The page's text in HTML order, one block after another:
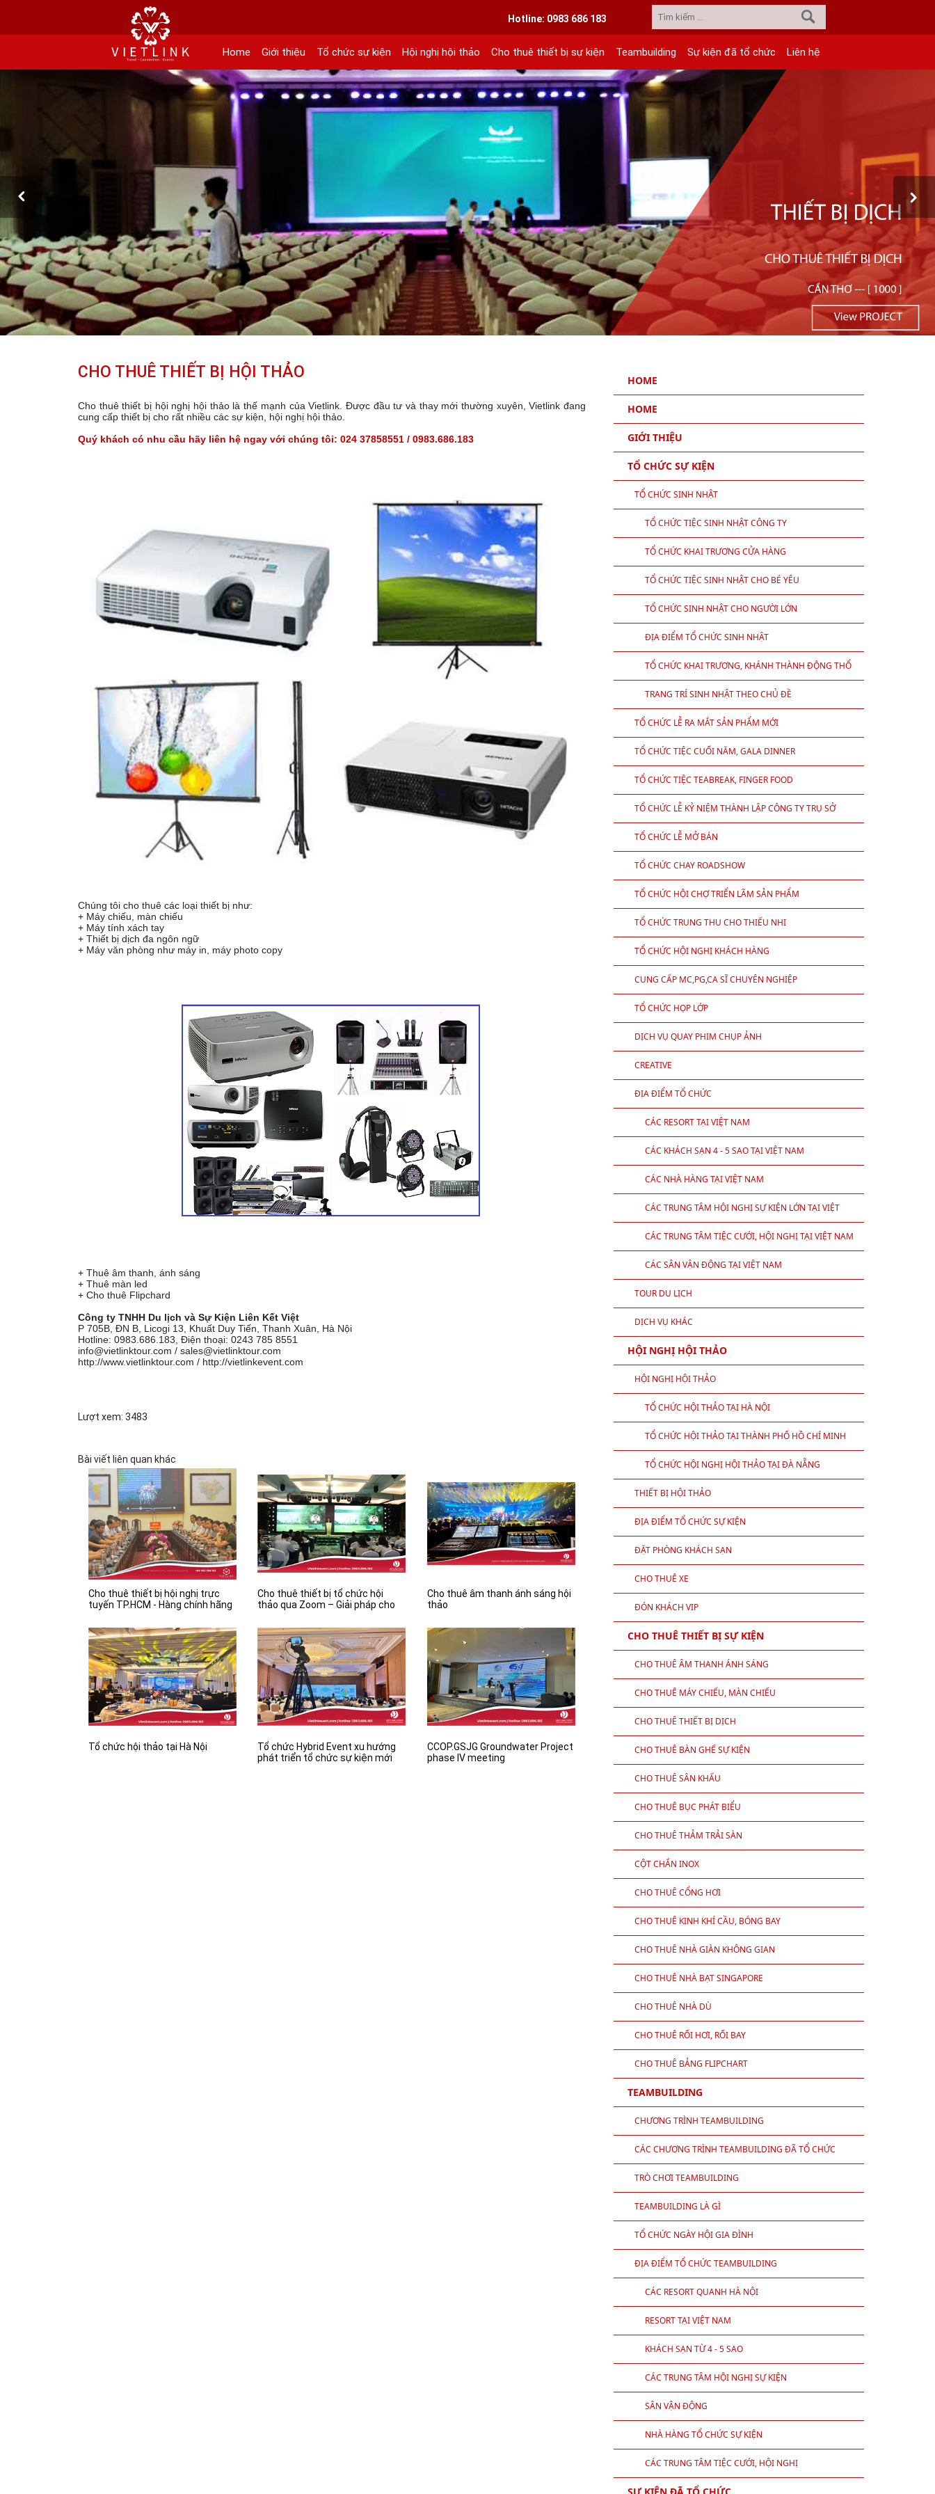
152 Khuất Duy Tiến - Phường Nhân Chính, Quận Thanh Xuân - Hà Nội
Kho xưởng: Lô 2, Làng Nghề Vạn Phúc, Hà Đông, Hà Nội.
Hotline/ skype/ Wechat/ Whatsapp : +84 .0983.686.183 / Tel : +84 243 785 8551 ext 101
Email: info@vietlinktour.com / sales@vietlinktour.com
http://www.vietlinktour.com / http://vietlinkevent.com
Hotline: 0983 686 183
Home Giới thiệu Tổ chức sự kiện Hội nghị hội thảo Cho thuê thiết bị sự kiện Teambuilding Sự kiện đã tổ chức Liên hệ
CHO THUÊ THIẾT BỊ HỘI THẢO
Cho thuê thiết bị hội nghị hội thảo là thế mạnh của Vietlink. Được đầu tư và thay mới thường xuyên, Vietlink đang
cung cấp thiết bị cho rất nhiều các sự kiện, hội nghị hội thảo.
Quý khách có nhu cầu hãy liên hệ ngay với chúng tôi: 024 37858551 / 0983.686.183
Chúng tôi cho thuê các loại thiết bị như:
+ Máy chiếu, màn chiếu
+ Máy tính xách tay
+ Thiết bị dịch đa ngôn ngữ
+ Máy văn phòng như máy in, máy photo copy
+ Thuê âm thanh, ánh sáng
+ Thuê màn led
+ Cho thuê Flipchard
Công ty TNHH Du lịch và Sự Kiện Liên Kết Việt
P 705B, ĐN B, Licogi 13, Khuất Duy Tiến, Thanh Xuân, Hà Nội
Hotline: 0983.686.183, Điện thoại: 0243 785 8551
info@vietlinktour.com / sales@vietlinktour.com
http://www.vietlinktour.com / http://vietlinkevent.com
Lượt xem: 3483
Bài viết liên quan khác
Cho thuê thiết bị hội nghị trực
tuyến TP.HCM - Hàng chính hãng
Cho thuê thiết bị tổ chức hội
thảo qua Zoom – Giải pháp cho
Cho thuê âm thanh ánh sáng hội
thảo
Tổ chức hội thảo tại Hà Nội
Tổ chức Hybrid Event xu hướng
phát triển tổ chức sự kiện mới
CCOP.GSJG Groundwater Project
phase IV meeting
HOME
HOME
GIỚI THIỆU
TỔ CHỨC SỰ KIỆN
TỔ CHỨC SINH NHẬT
TỔ CHỨC TIỆC SINH NHẬT CÔNG TY
TỔ CHỨC KHAI TRƯƠNG CỬA HÀNG
TỔ CHỨC TIỆC SINH NHẬT CHO BÉ YÊU
TỔ CHỨC SINH NHẬT CHO NGƯỜI LỚN
ĐỊA ĐIỂM TỔ CHỨC SINH NHẬT
TỔ CHỨC KHAI TRƯƠNG, KHÁNH THÀNH ĐỘNG THỔ
TRANG TRÍ SINH NHẬT THEO CHỦ ĐỀ
TỔ CHỨC LỄ RA MẮT SẢN PHẨM MỚI
TỔ CHỨC TIỆC CUỐI NĂM, GALA DINNER
TỔ CHỨC TIỆC TEABREAK, FINGER FOOD
TỔ CHỨC LỄ KỶ NIỆM THÀNH LẬP CÔNG TY TRỤ SỞ
TỔ CHỨC LỄ MỞ BÁN
TỔ CHỨC CHẠY ROADSHOW
TỔ CHỨC HỘI CHỢ TRIỂN LÃM SẢN PHẨM
TỔ CHỨC TRUNG THU CHO THIẾU NHI
TỔ CHỨC HỘI NGHỊ KHÁCH HÀNG
CUNG CẤP MC,PG,CA SĨ CHUYÊN NGHIỆP
TỔ CHỨC HỌP LỚP
DỊCH VỤ QUAY PHIM CHỤP ẢNH
CREATIVE
ĐỊA ĐIỂM TỔ CHỨC
CÁC RESORT TẠI VIỆT NAM
CÁC KHÁCH SẠN 4 - 5 SAO TẠI VIỆT NAM
CÁC NHÀ HÀNG TẠI VIỆT NAM
CÁC TRUNG TÂM HỘI NGHỊ SỰ KIỆN LỚN TẠI VIỆT
NAM
CÁC TRUNG TÂM TIỆC CƯỚI, HỘI NGHỊ TẠI VIỆT NAM
CÁC SÂN VẬN ĐỘNG TẠI VIỆT NAM
TOUR DU LỊCH
DỊCH VỤ KHÁC
HỘI NGHỊ HỘI THẢO
HỘI NGHỊ HỘI THẢO
TỔ CHỨC HỘI THẢO TẠI HÀ NỘI
TỔ CHỨC HỘI THẢO TẠI THÀNH PHỐ HỒ CHÍ MINH
TỔ CHỨC HỘI NGHỊ HỘI THẢO TẠI ĐÀ NẴNG
THIẾT BỊ HỘI THẢO
ĐỊA ĐIỂM TỔ CHỨC SỰ KIỆN
ĐẶT PHÒNG KHÁCH SẠN
CHO THUÊ XE
ĐÓN KHÁCH VIP
CHO THUÊ THIẾT BỊ SỰ KIỆN
CHO THUÊ ÂM THANH ÁNH SÁNG
CHO THUÊ MÁY CHIẾU, MÀN CHIẾU
CHO THUÊ THIẾT BỊ DỊCH
CHO THUÊ BÀN GHẾ SỰ KIỆN
CHO THUÊ SÂN KHẤU
CHO THUÊ BỤC PHÁT BIỂU
CHO THUÊ THẢM TRẢI SÀN
CỘT CHẮN INOX
CHO THUÊ CỔNG HƠI
CHO THUÊ KINH KHÍ CẦU, BÓNG BAY
CHO THUÊ NHÀ GIÀN KHÔNG GIAN
CHO THUÊ NHÀ BẠT SINGAPORE
CHO THUÊ NHÀ DÙ
CHO THUÊ RỐI HƠI, RỐI BAY
CHO THUÊ BẢNG FLIPCHART
TEAMBUILDING
CHƯƠNG TRÌNH TEAMBUILDING
CÁC CHƯƠNG TRÌNH TEAMBUILDING ĐÃ TỔ CHỨC
TRÒ CHƠI TEAMBUILDING
TEAMBUILDING LÀ GÌ
TỔ CHỨC NGÀY HỘI GIA ĐÌNH
ĐỊA ĐIỂM TỔ CHỨC TEAMBUILDING
CÁC RESORT QUANH HÀ NỘI
RESORT TẠI VIỆT NAM
KHÁCH SẠN TỪ 4 - 5 SAO
CÁC TRUNG TÂM HỘI NGHỊ SỰ KIỆN
SÂN VẬN ĐỘNG
NHÀ HÀNG TỔ CHỨC SỰ KIỆN
CÁC TRUNG TÂM TIỆC CƯỚI, HỘI NGHỊ